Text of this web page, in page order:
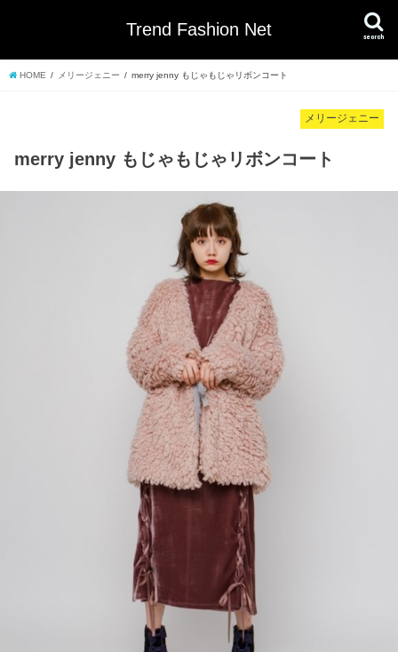
Trend Fashion Net search
HOME メリージェニー merry jenny もじゃもじゃリボンコート
メリージェニー
merry jenny もじゃもじゃリボンコート